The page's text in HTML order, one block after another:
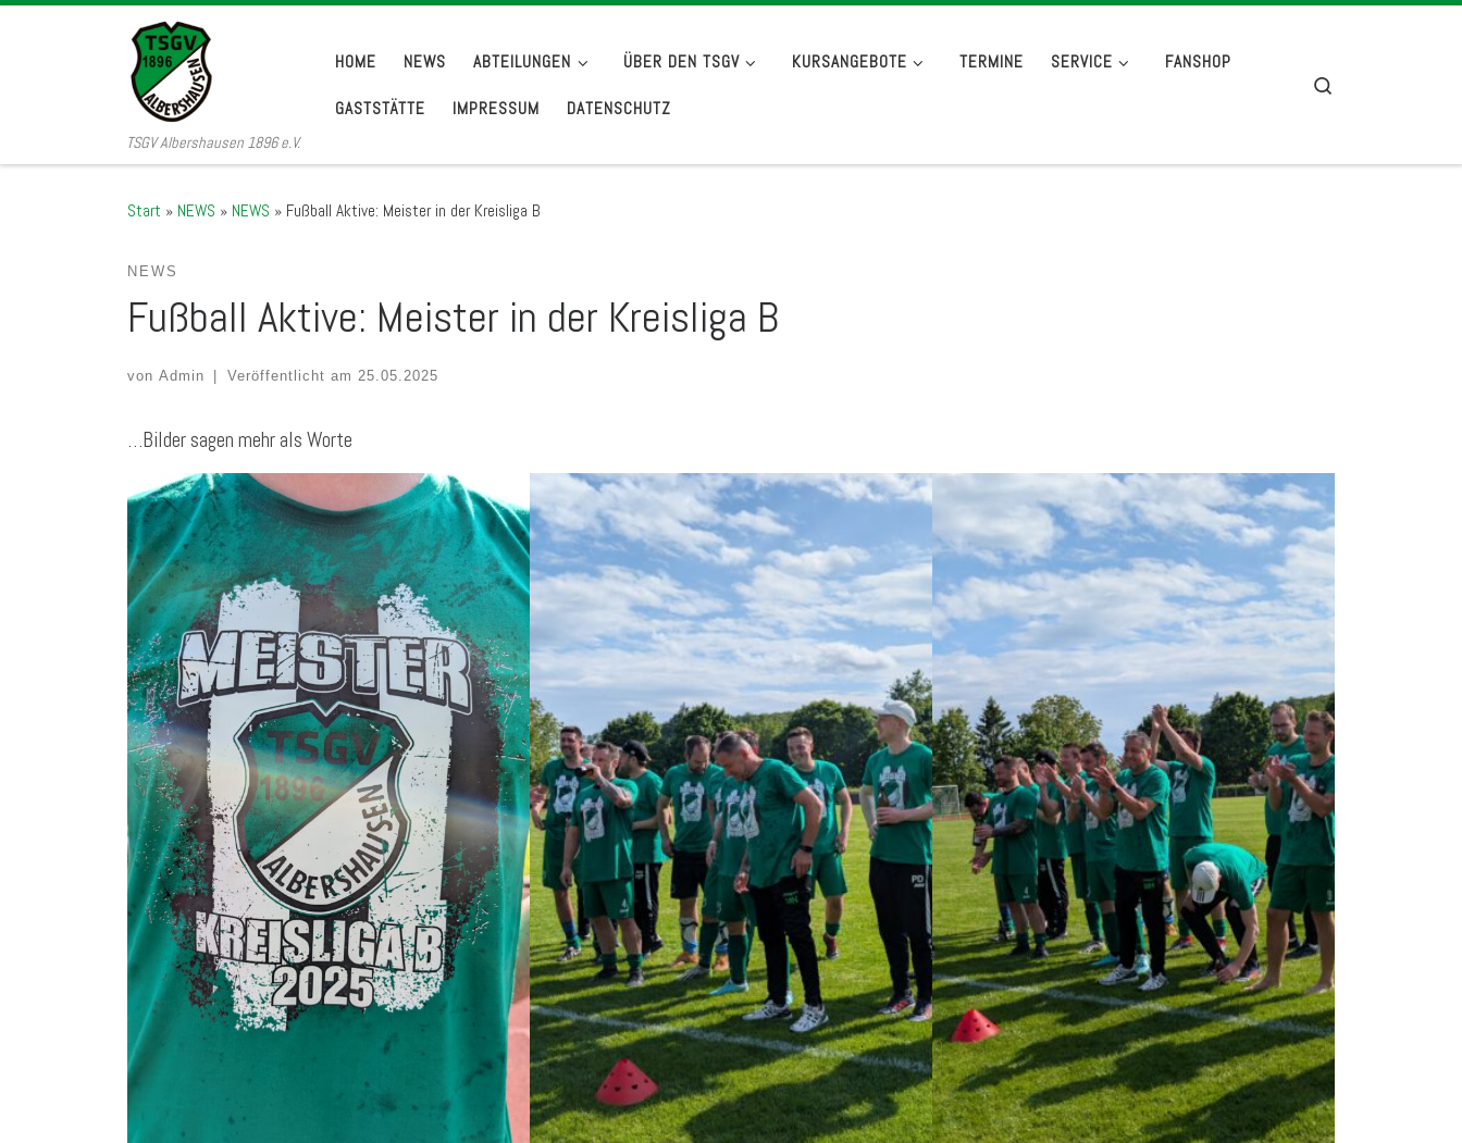
Zum Inhalt springen
TSGV Albershausen 1896 e.V.
HOME NEWS ABTEILUNGEN ÜBER DEN TSGV KURSANGEBOTE TERMINE SERVICE FANSHOP
GASTSTÄTTE IMPRESSUM DATENSCHUTZ
Start » NEWS » NEWS » Fußball Aktive: Meister in der Kreisliga B
NEWS
Fußball Aktive: Meister in der Kreisliga B
von Admin Veröffentlicht am 25.05.2025
…Bilder sagen mehr als Worte